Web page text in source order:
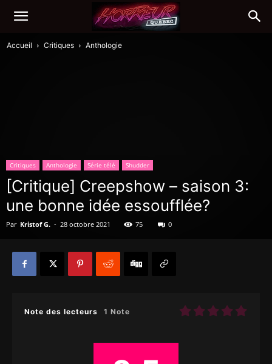
Accueil Critiques Anthologie
Critiques Anthologie Série télé Shudder
[Critique] Creepshow – saison 3:
une bonne idée essoufflée?
Par Kristof G. - 28 octobre 2021 75 0
Note des lecteurs 1 Note